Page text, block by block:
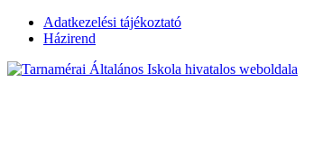
Skip
Adatkezelési tájékoztató
Házirend